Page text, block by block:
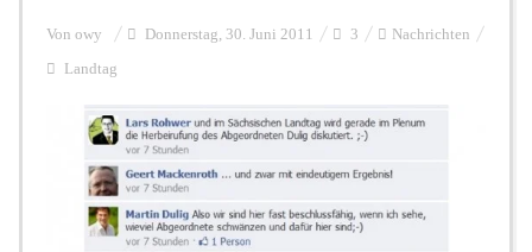
Personalien
Hintergrund
FUNKTURM-Beiträge
Von owy Donnerstag, 30. Juni 2011 3 Nachrichten
Landtag